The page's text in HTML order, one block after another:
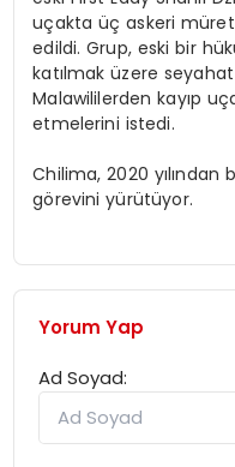
uçakta üç askeri
edildi. Grup, eski bir
katılmak üzere
Malawililerden kayıp
etmelerini istedi.
Chilima, 2020 yılından
görevini yürütüyor.
Yorum Yap
Ad Soyad: